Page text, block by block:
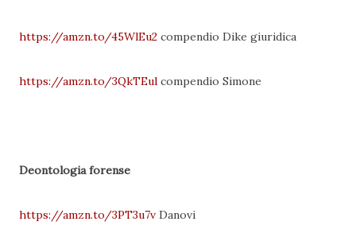
https://amzn.to/45WlEu2 compendio Dike giuridica
https://amzn.to/3QkTEul compendio Simone
Deontologia forense
https://amzn.to/3PT3u7v Danovi